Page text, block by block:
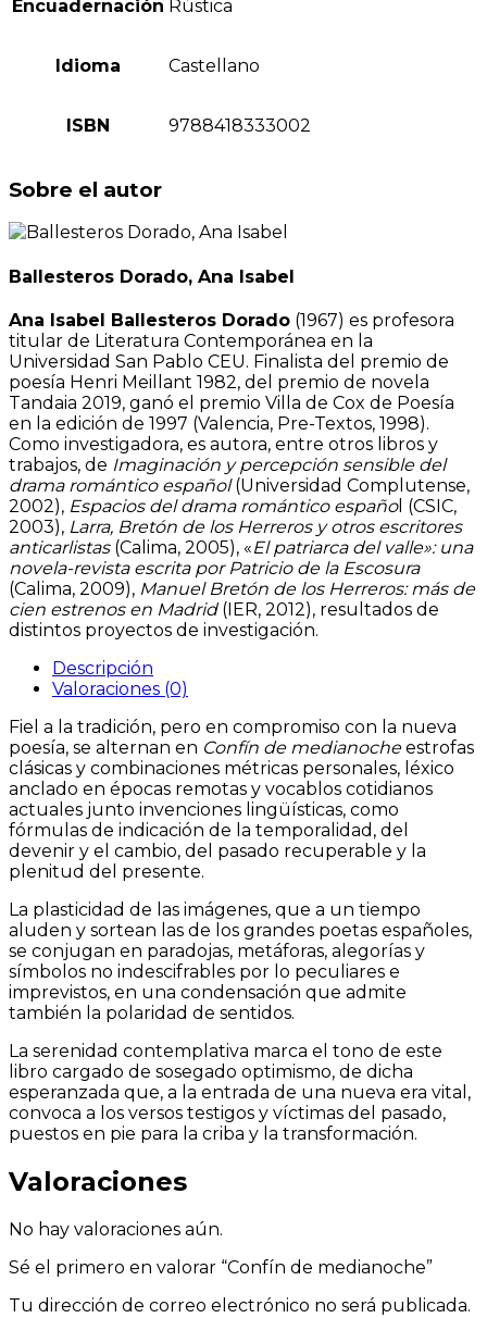
Encuadernación Rústica
Idioma Castellano
ISBN 9788418333002
Sobre el autor
Ballesteros Dorado, Ana Isabel
Ana Isabel Ballesteros Dorado (1967) es profesora
titular de Literatura Contemporánea en la
Universidad San Pablo CEU. Finalista del premio de
poesía Henri Meillant 1982, del premio de novela
Tandaia 2019, ganó el premio Villa de Cox de Poesía
en la edición de 1997 (Valencia, Pre-Textos, 1998).
Como investigadora, es autora, entre otros libros y
trabajos, de Imaginación y percepción sensible del
drama romántico español(Universidad Complutense,
2002), Espacios del drama romántico español (CSIC,
2003), Larra, Bretón de los Herreros y otros escritores
anticarlistas(Calima, 2005), «El patriarca del valle»: una
novela-revista escrita por Patricio de la Escosura
(Calima, 2009), Manuel Bretón de los Herreros: más de
cien estrenos en Madrid(IER, 2012), resultados de
distintos proyectos de investigación.
Descripción
Valoraciones (0)
Fiel a la tradición, pero en compromiso con la nueva
poesía, se alternan en Confín de medianocheestrofas
clásicas y combinaciones métricas personales, léxico
anclado en épocas remotas y vocablos cotidianos
actuales junto invenciones lingüísticas, como
fórmulas de indicación de la temporalidad, del
devenir y el cambio, del pasado recuperable y la
plenitud del presente.
La plasticidad de las imágenes, que a un tiempo
aluden y sortean las de los grandes poetas españoles,
se conjugan en paradojas, metáforas, alegorías y
símbolos no indescifrables por lo peculiares e
imprevistos, en una condensación que admite
también la polaridad de sentidos.
La serenidad contemplativa marca el tono de este
libro cargado de sosegado optimismo, de dicha
esperanzada que, a la entrada de una nueva era vital,
convoca a los versos testigos y víctimas del pasado,
puestos en pie para la criba y la transformación.
Valoraciones
No hay valoraciones aún.
Sé el primero en valorar “Confín de medianoche”
Tu dirección de correo electrónico no será publicada.